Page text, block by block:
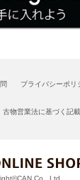
プライバシーポリ
古物営業法に基づく記載
Co., Ltd